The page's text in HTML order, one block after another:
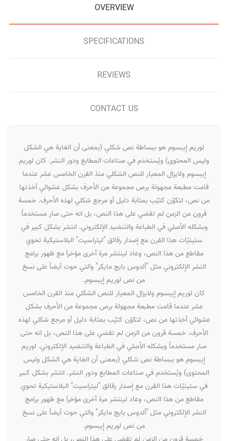
OVERVIEW
SPECIFICATIONS
REVIEWS
CONTACT US
لوريم إيبسوم هو ببساطة نص شكلي (بمعنى أن الغاية هي الشكل
وليس المحتوى) ويُستخدم في صناعات المطابع ودور النشر. كان لوريم
إيبسوم ولايزال المعيار للنص الشكلي منذ القرن الخامس عشر عندما
قامت مطبعة مجهولة برص مجموعة من الأحرف بشكل عشوائي أخذتها
من نص، لتكوّن كتيّب بمثابة دليل أو مرجع شكلي لهذه الأحرف. خمسة
قرون من الزمن لم تقضي على هذا النص، بل انه حتى صار مستخدماً
وبشكله الأصلي في الطباعة والتنضيد الإلكتروني. انتشر بشكل كبير في
ستينيّات هذا القرن مع إصدار رقائق "ليتراسيت" البلاستيكية تحوي
مقاطع من هذا النص، وعاد لينتشر مرة أخرى مؤخراَ مع ظهور برامج
النشر الإلكتروني مثل "ألدوس بايج مايكر" والتي حوت أيضاً على نسخ
من نص لوريم إيبسوم.
كان لوريم إيبسوم ولايزال المعيار للنص الشكلي منذ القرن الخامس
عشر عندما قامت مطبعة مجهولة برص مجموعة من الأحرف بشكل
عشوائي أخذتها من نص، لتكوّن كتيّب بمثابة دليل أو مرجع شكلي لهذه
الأحرف. خمسة قرون من الزمن لم تقضي على هذا النص، بل انه حتى
صار مستخدماً وبشكله الأصلي في الطباعة والتنضيد الإلكتروني. لوريم
إيبسوم هو ببساطة نص شكلي (بمعنى أن الغاية هي الشكل وليس
المحتوى) ويُستخدم في صناعات المطابع ودور النشر. انتشر بشكل كبير
في ستينيّات هذا القرن مع إصدار رقائق "ليتراسيت" البلاستيكية تحوي
مقاطع من هذا النص، وعاد لينتشر مرة أخرى مؤخراَ مع ظهور برامج
النشر الإلكتروني مثل "ألدوس بايج مايكر" والتي حوت أيضاً على نسخ
من نص لوريم إيبسوم.